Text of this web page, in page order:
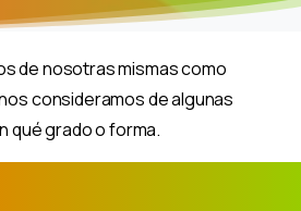
de nosotras mismas como
consideramos de algunas
qué grado o forma.